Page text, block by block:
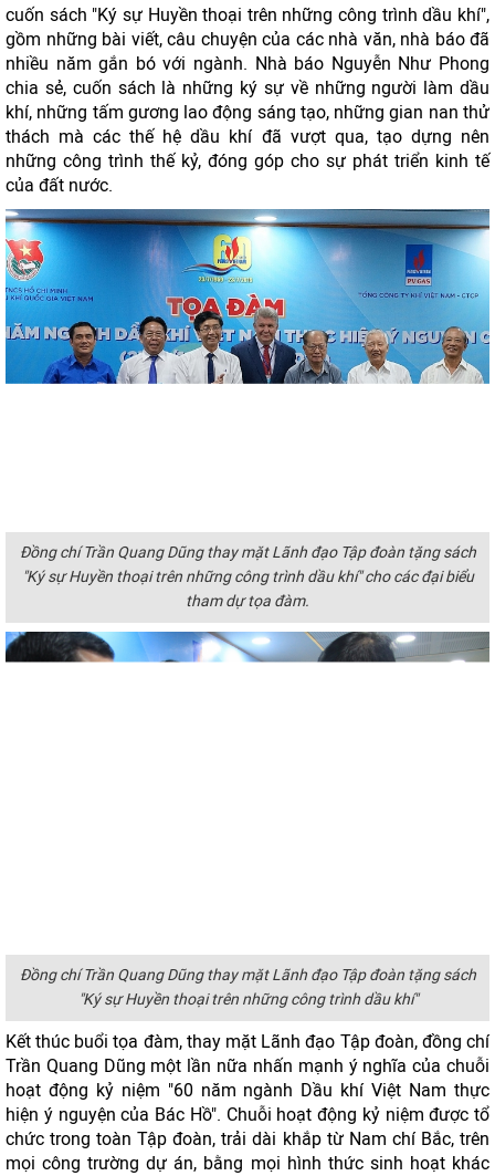
cuốn sách "Ký sự Huyền thoại trên những công trình dầu khí",
gồm những bài viết, câu chuyện của các nhà văn, nhà báo đã
nhiều năm gắn bó với ngành. Nhà báo Nguyễn Như Phong
chia sẻ, cuốn sách là những ký sự về những người làm dầu
khí, những tấm gương lao động sáng tạo, những gian nan thử
thách mà các thế hệ dầu khí đã vượt qua, tạo dựng nên
những công trình thế kỷ, đóng góp cho sự phát triển kinh tế
của đất nước.
Đồng chí Trần Quang Dũng thay mặt Lãnh đạo Tập đoàn tặng sách
"Ký sự Huyền thoại trên những công trình dầu khí" cho các đại biểu
tham dự tọa đàm.
Đồng chí Trần Quang Dũng thay mặt Lãnh đạo Tập đoàn tặng sách
"Ký sự Huyền thoại trên những công trình dầu khí"
Kết thúc buổi tọa đàm, thay mặt Lãnh đạo Tập đoàn, đồng chí
Trần Quang Dũng một lần nữa nhấn mạnh ý nghĩa của chuỗi
hoạt động kỷ niệm "60 năm ngành Dầu khí Việt Nam thực
hiện ý nguyện của Bác Hồ". Chuỗi hoạt động kỷ niệm được tổ
chức trong toàn Tập đoàn, trải dài khắp từ Nam chí Bắc, trên
mọi công trường dự án, bằng mọi hình thức sinh hoạt khác